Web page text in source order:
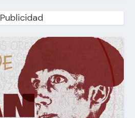
Publicidad